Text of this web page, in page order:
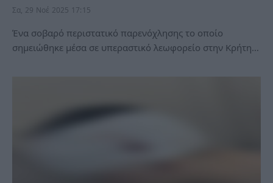
Σα, 29 Νοέ 2025 17:15
Ένα σοβαρό περιστατικό παρενόχλησης το οποίο
σημειώθηκε μέσα σε υπεραστικό λεωφορείο στην Κρήτη…